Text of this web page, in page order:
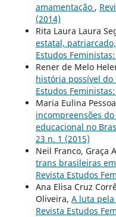
amamentação ,
(2014)
Rita Laura Laura
estatal,
Estudos
Rener de Melo
história possível do
Estudos
Maria Eulina
incompreensões
educacional no
23 n. 1 (2015)
Neil Franco, Graça
trans brasileiras
Revista Estudos
Ana Elisa Cruz
Oliveira, A luta
Revista Estudos